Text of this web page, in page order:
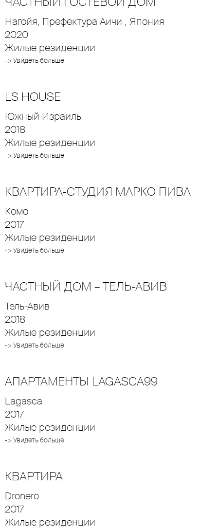
Нагойя, Префектура Аичи , Япония
2020
Жилые резиденции
-> Увидеть больше
LS HOUSE
Южный Израиль
2018
Жилые резиденции
-> Увидеть больше
КВАРТИРА-СТУДИЯ МАРКО ПИВА
Комо
2017
Жилые резиденции
-> Увидеть больше
ЧАСТНЫЙ ДОМ – ТЕЛЬ-АВИВ
Тель-Авив
2018
Жилые резиденции
-> Увидеть больше
АПАРТАМЕНТЫ LAGASCA99
Lagasca
2017
Жилые резиденции
-> Увидеть больше
КВАРТИРА
Dronero
2017
Жилые резиденции